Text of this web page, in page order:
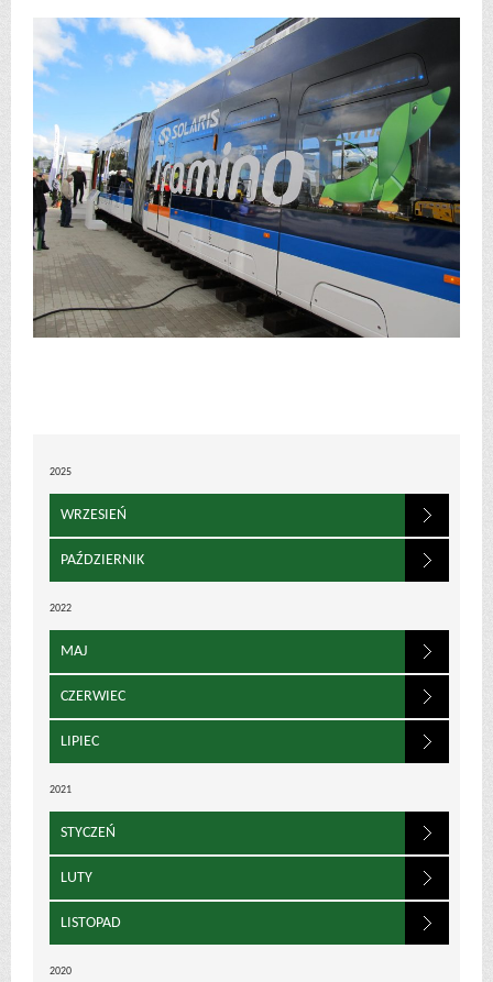
2025
WRZESIEŃ
PAŹDZIERNIK
2022
MAJ
CZERWIEC
LIPIEC
2021
STYCZEŃ
LUTY
LISTOPAD
2020